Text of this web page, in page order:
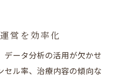
営を効率化
データ分析の活用が欠かせ
セル率、治療内容の傾向な